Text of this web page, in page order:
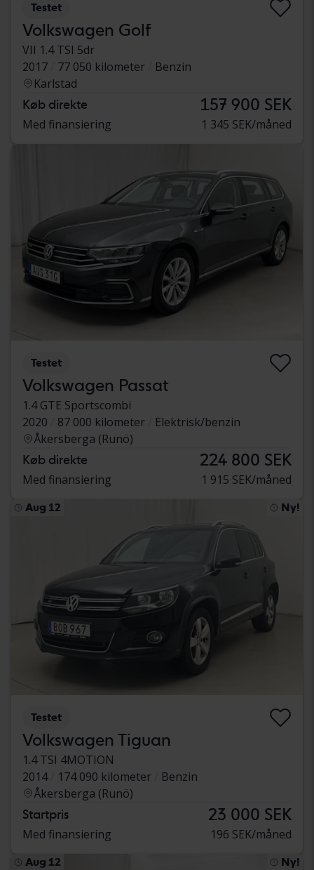
Testet
Volkswagen Golf
VII 1.4 TSI 5dr
2017
77 050 kilometer
Benzin
Karlstad
Køb direkte 157 900 SEK
Med finansiering 1 345 SEK/måned
Testet
Volkswagen Passat
1.4 GTE Sportscombi
2020
87 000 kilometer
Elektrisk/benzin
Åkersberga (Runö)
Køb direkte 224 800 SEK
Med finansiering 1 915 SEK/måned
Aug 12 Ny!
Testet
Volkswagen Tiguan
1.4 TSI 4MOTION
2014
174 090 kilometer
Benzin
Åkersberga (Runö)
Startpris 23 000 SEK
Med finansiering 196 SEK/måned
Aug 12 Ny!